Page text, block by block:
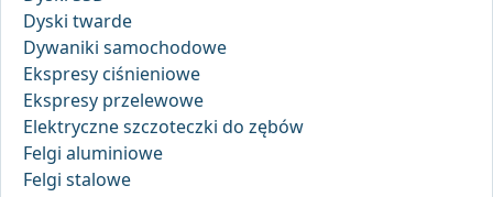
Dyski twarde
Dywaniki samochodowe
Ekspresy ciśnieniowe
Ekspresy przelewowe
Elektryczne szczoteczki do zębów
Felgi aluminiowe
Felgi stalowe